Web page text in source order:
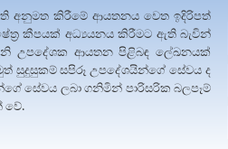
අනුමත කිරීමේ ආයතනය වෙත ඉදිරිපත්
කීපයක් අධ්‍යයනය කිරීමට ඇති බැවින්
උපදේශක ආයතන පිළිබඳ ලේඛනයක්
සුදුසුකම් සපිරූ උපදේශයින්ගේ සේවය ද
සේවය ලබා ගනිමින් පාරිසරික බලපෑම්
වේ.